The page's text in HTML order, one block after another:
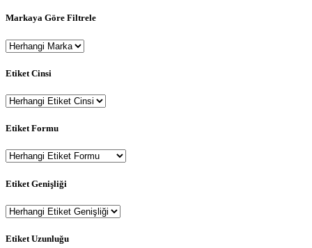
Markaya Göre Filtrele
Etiket Cinsi
Etiket Formu
Etiket Genişliği
Etiket Uzunluğu